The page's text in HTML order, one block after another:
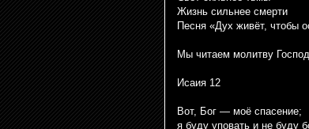
Жизнь сильнее смерти
Песня «Дух живёт, чтобы
Мы читаем молитву
Исаия 12
Вот, Бог — моё спасение;
я буду уповать и не буду